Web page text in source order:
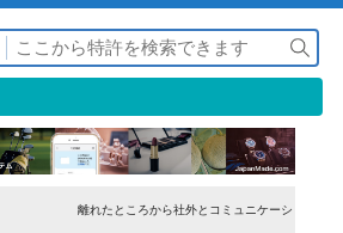
検
索
離れたところから社外とコミュニケーシ